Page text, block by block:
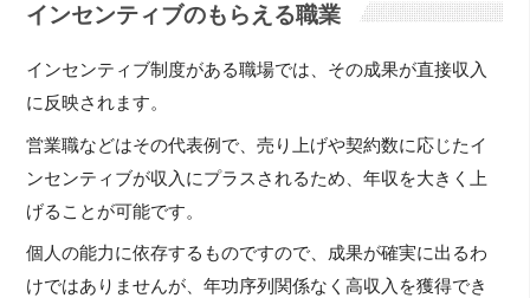
インセンティブのもらえる職業
インセンティブ制度がある職場では、その成果が直接収入
に反映されます。
営業職などはその代表例で、売り上げや契約数に応じたイ
ンセンティブが収入にプラスされるため、年収を大きく上
げることが可能です。
個人の能力に依存するものですので、成果が確実に出るわ
けではありませんが、年功序列関係なく高収入を獲得でき